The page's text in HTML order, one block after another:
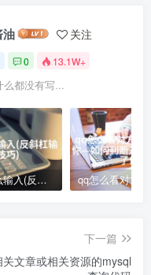
油 关注
0 13.1W+
么都没有写...
反斜杠怎么输入(反斜杠输入技巧)
下一篇
关文章或相关资源的mysql